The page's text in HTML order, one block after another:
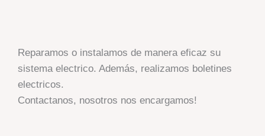
Reparamos o instalamos de manera eficaz su
sistema electrico. Además, realizamos boletines
electricos.
Contactanos, nosotros nos encargamos!